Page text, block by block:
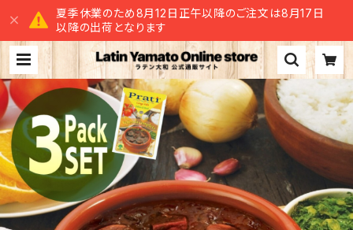
夏季休業のため8月12日正午以降のご注文は8月17日
以降の出荷となります